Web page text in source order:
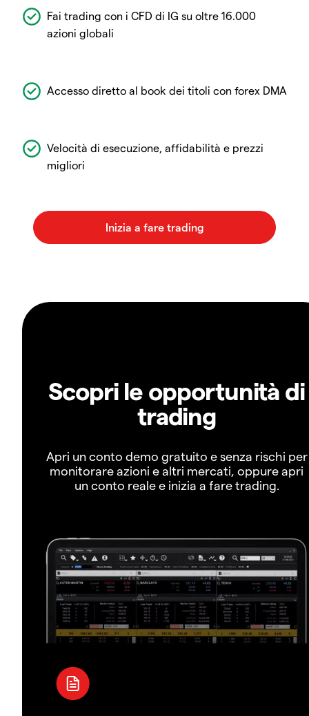
Fai trading con i CFD di IG su oltre 16.000
azioni globali
Accesso diretto al book dei titoli con forex DMA
Velocità di esecuzione, affidabilità e prezzi
migliori
Scopri le opportunità di
trading
Apri un conto demo gratuito e senza rischi per
monitorare azioni e altri mercati, oppure apri
un conto reale e inizia a fare trading.